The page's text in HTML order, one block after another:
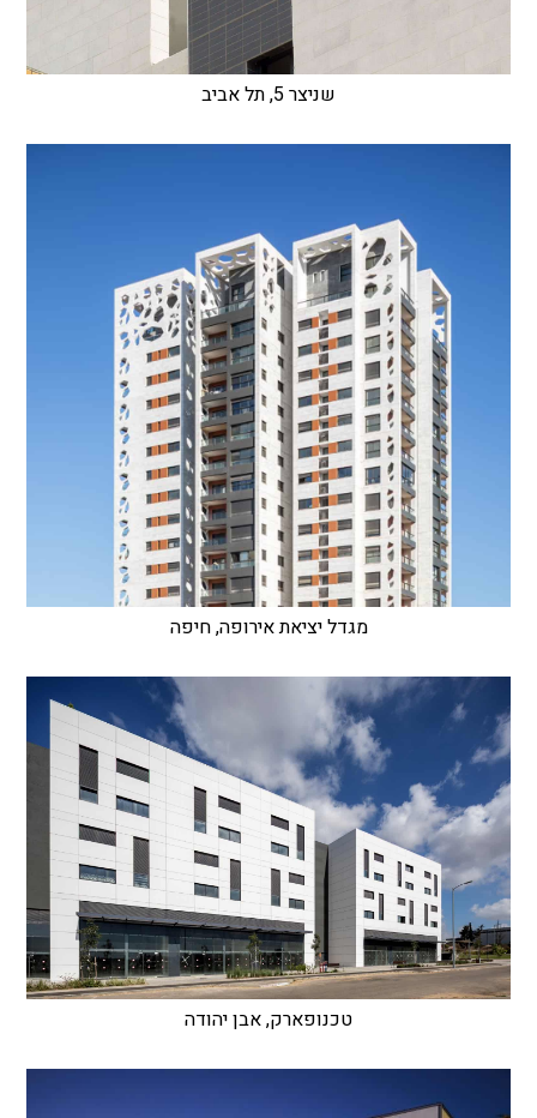
שניצר 5, תל אביב
מגדל יציאת אירופה, חיפה
טכנופארק, אבן יהודה